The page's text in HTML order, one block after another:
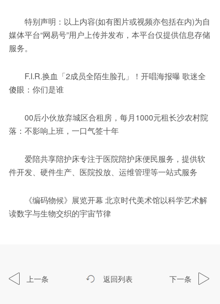
特别声明：以上内容(如有图片或视频亦包括在内)为自
媒体平台“网易号”用户上传并发布，本平台仅提供信息存储
服务。
F.I.R.换血「2成员全陌生脸孔」！开唱海报曝 歌迷全
傻眼：你们是谁
00后小伙放弃城区合租房，每月1000元租长沙农村院
落：不影响上班，一口气签十年
爱陪共享陪护床专注于医院陪护床便民服务，提供软
件开发、硬件生产、医院投放、运维管理等一站式服务
《编码物候》展览开幕 北京时代美术馆以科学艺术解
读数字与生物交织的宇宙节律
上一条 返回列表 下一条